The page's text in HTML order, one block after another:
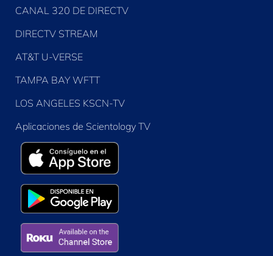
CANAL 320 DE DIRECTV
DIRECTV STREAM
AT&T U-VERSE
TAMPA BAY WFTT
LOS ANGELES KSCN-TV
Aplicaciones de Scientology TV